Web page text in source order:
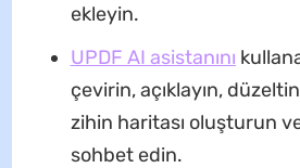
ekleyin.
UPDF AI asistanını
çevirin, açıklayın,
zihin haritası oluşturun
sohbet edin.